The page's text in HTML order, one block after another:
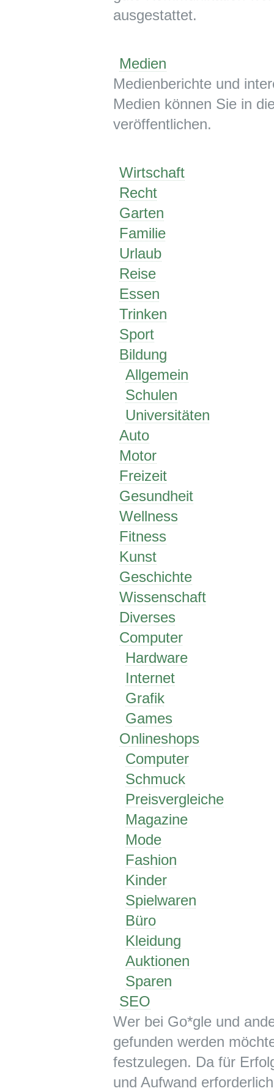
ausgestattet.
Medien
Medienberichte und
Medien können Sie in
veröffentlichen.
Wirtschaft
Recht
Garten
Familie
Urlaub
Reise
Essen
Trinken
Sport
Bildung
Allgemein
Schulen
Universitäten
Auto
Motor
Freizeit
Gesundheit
Wellness
Fitness
Kunst
Geschichte
Wissenschaft
Diverses
Computer
Hardware
Internet
Grafik
Games
Onlineshops
Computer
Schmuck
Preisvergleiche
Magazine
Mode
Fashion
Kinder
Spielwaren
Büro
Kleidung
Auktionen
Sparen
SEO
Wer bei Go*gle und
gefunden werden
festzulegen. Da für
und Aufwand